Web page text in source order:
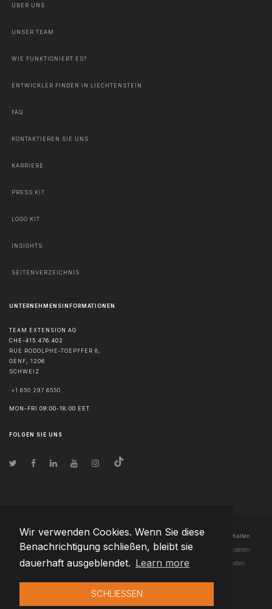
Wir verwenden Cookies. Wenn Sie diese
Benachrichtigung schließen, bleibt sie
dauerhaft ausgeblendet. Learn more
SCHLIESSEN
ÜBER UNS
UNSER TEAM
WIE FUNKTIONIERT ES?
ENTWICKLER FINDEN IN LIECHTENSTEIN
FAQ
KONTAKTIEREN SIE UNS
KARRIERE
PRESS KIT
LOGO KIT
INSIGHTS
SEITENVERZEICHNIS
UNTERNEHMENSINFORMATIONEN
TEAM EXTENSION AG
CHE-415.476.402
RUE RODOLPHE-TOEPFFER 8,
GENF
1206
SCHWEIZ
+1 650 297 6550
MON-FRI 09:00-18:00 EET
FOLGEN SIE UNS
© Urheberrecht2026 Team Extension AG Liechtenstein - Alle Rechte vorbehalten
Changelog● Durch die Nutzung dieser Website erklären Sie sich mit unseren
Nutzungsbedingungen und unserer Datenschutzerklärung einverstanden.